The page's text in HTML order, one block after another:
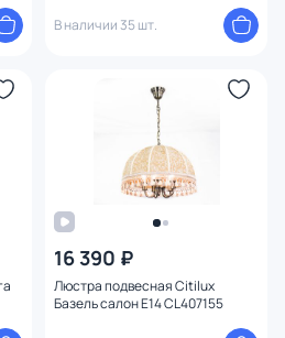
В наличии 35 шт.
16 390 ₽
Люстра подвесная Citilux
Базель салон E14 CL407155